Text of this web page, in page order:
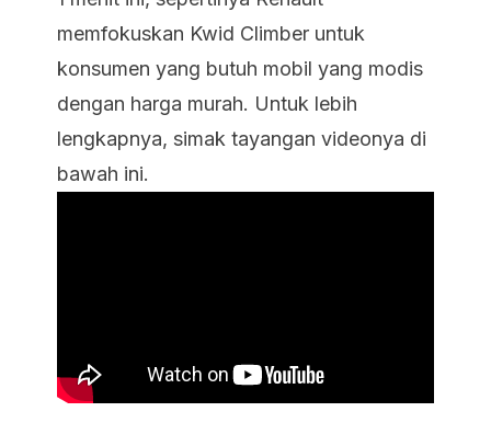
memfokuskan Kwid Climber untuk
konsumen yang butuh mobil yang modis
dengan harga murah. Untuk lebih
lengkapnya, simak tayangan videonya di
bawah ini.